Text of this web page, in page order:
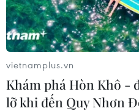
vietnamplus.vn
Khám phá Hòn Khô -
lỡ khi đến Quy Nhơn